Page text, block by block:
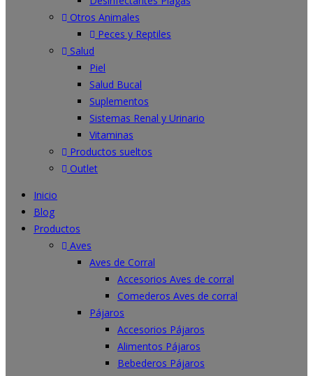
Otros Animales
Peces y Reptiles
Salud
Piel
Salud Bucal
Suplementos
Sistemas Renal y Urinario
Vitaminas
Productos sueltos
Outlet
Inicio
Blog
Productos
Aves
Aves de Corral
Accesorios Aves de corral
Comederos Aves de corral
Pájaros
Accesorios Pájaros
Alimentos Pájaros
Bebederos Pájaros